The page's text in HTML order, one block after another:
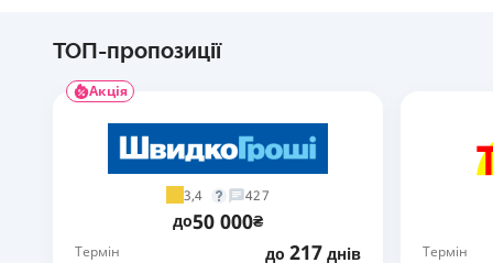
ТОП-пропозиції
Акція
3,4 427
до50 000₴
Термін до 217 днів Термін